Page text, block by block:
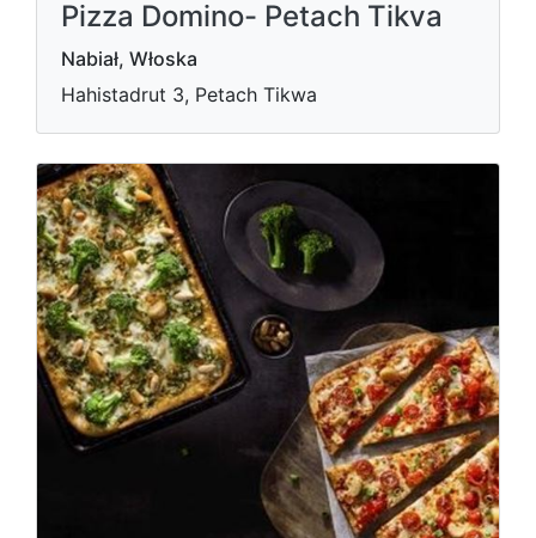
Pizza Domino- Petach Tikva
Nabiał, Włoska
Hahistadrut 3, Petach Tikwa